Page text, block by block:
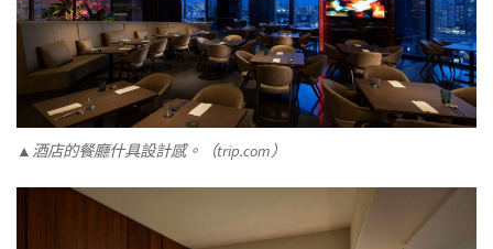
▲酒店的餐廳什具設計感。（trip.com）